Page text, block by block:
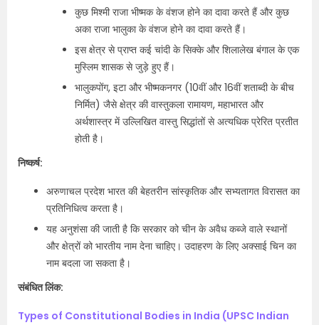
कुछ मिश्मी राजा भीष्मक के वंशज होने का दावा करते हैं और कुछ
अका राजा भालुका के वंशज होने का दावा करते हैं।
इस क्षेत्र से प्राप्त कई चांदी के सिक्के और शिलालेख बंगाल के एक
मुस्लिम शासक से जुड़े हुए हैं।
भालुकपोंग, इटा और भीष्मकनगर (10वीं और 16वीं शताब्दी के बीच
निर्मित) जैसे क्षेत्र की वास्तुकला रामायण, महाभारत और
अर्थशास्त्र में उल्लिखित वास्तु सिद्धांतों से अत्यधिक प्रेरित प्रतीत
होती है।
निष्कर्ष:
अरुणाचल प्रदेश भारत की बेहतरीन सांस्कृतिक और सभ्यतागत विरासत का
प्रतिनिधित्व करता है।
यह अनुशंसा की जाती है कि सरकार को चीन के अवैध कब्जे वाले स्थानों
और क्षेत्रों को भारतीय नाम देना चाहिए। उदाहरण के लिए अक्साई चिन का
नाम बदला जा सकता है।
संबंधित लिंक:
Types of Constitutional Bodies in India (UPSC Indian